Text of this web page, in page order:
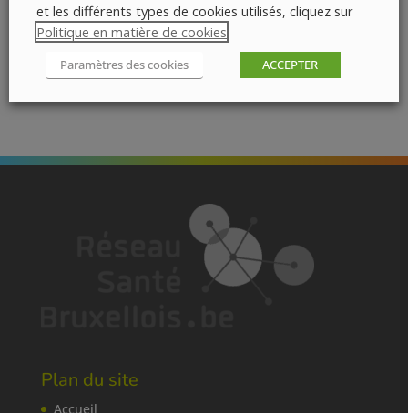
Plan du site
Accueil
et les différents types de cookies utilisés, cliquez sur
Politique en matière de cookies
Paramètres des cookies ACCEPTER